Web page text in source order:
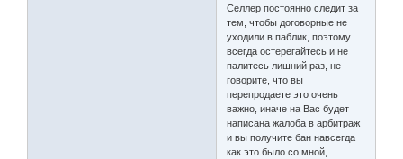
Селлер постоянно следит за
тем, чтобы договорные не
уходили в паблик, поэтому
всегда остерегайтесь и не
палитесь лишний раз, не
говорите, что вы
перепродаете это очень
важно, иначе на Вас будет
написана жалоба в арбитраж
и вы получите бан навсегда
как это было со мной,